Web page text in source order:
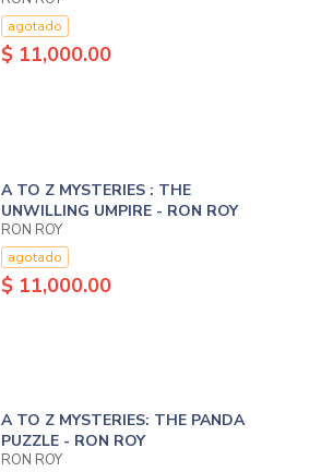
agotado
$ 11,000.00
A TO Z MYSTERIES : THE
UNWILLING UMPIRE - RON ROY
RON ROY
agotado
$ 11,000.00
A TO Z MYSTERIES: THE PANDA
PUZZLE - RON ROY
RON ROY